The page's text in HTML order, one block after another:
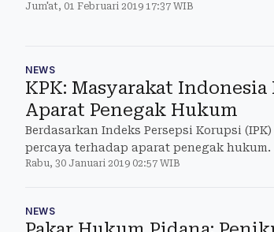
Polda Metro Jaya sekira pukul 16.00 WIB.
Jum'at, 01 Februari 2019 17:37 WIB
NEWS
KPK: Masyarakat
Aparat Penegak Hukum
Berdasarkan Indeks Persepsi Korupsi
percaya terhadap aparat penegak hukum.
Rabu, 30 Januari 2019 02:57 WIB
NEWS